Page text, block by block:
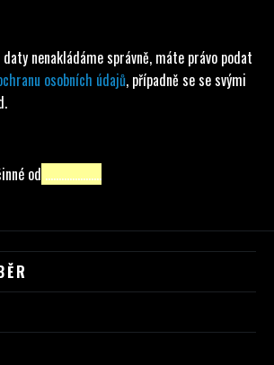
nenakládáme správně, máte právo podat
osobních údajů, případně se se svými
od …………………